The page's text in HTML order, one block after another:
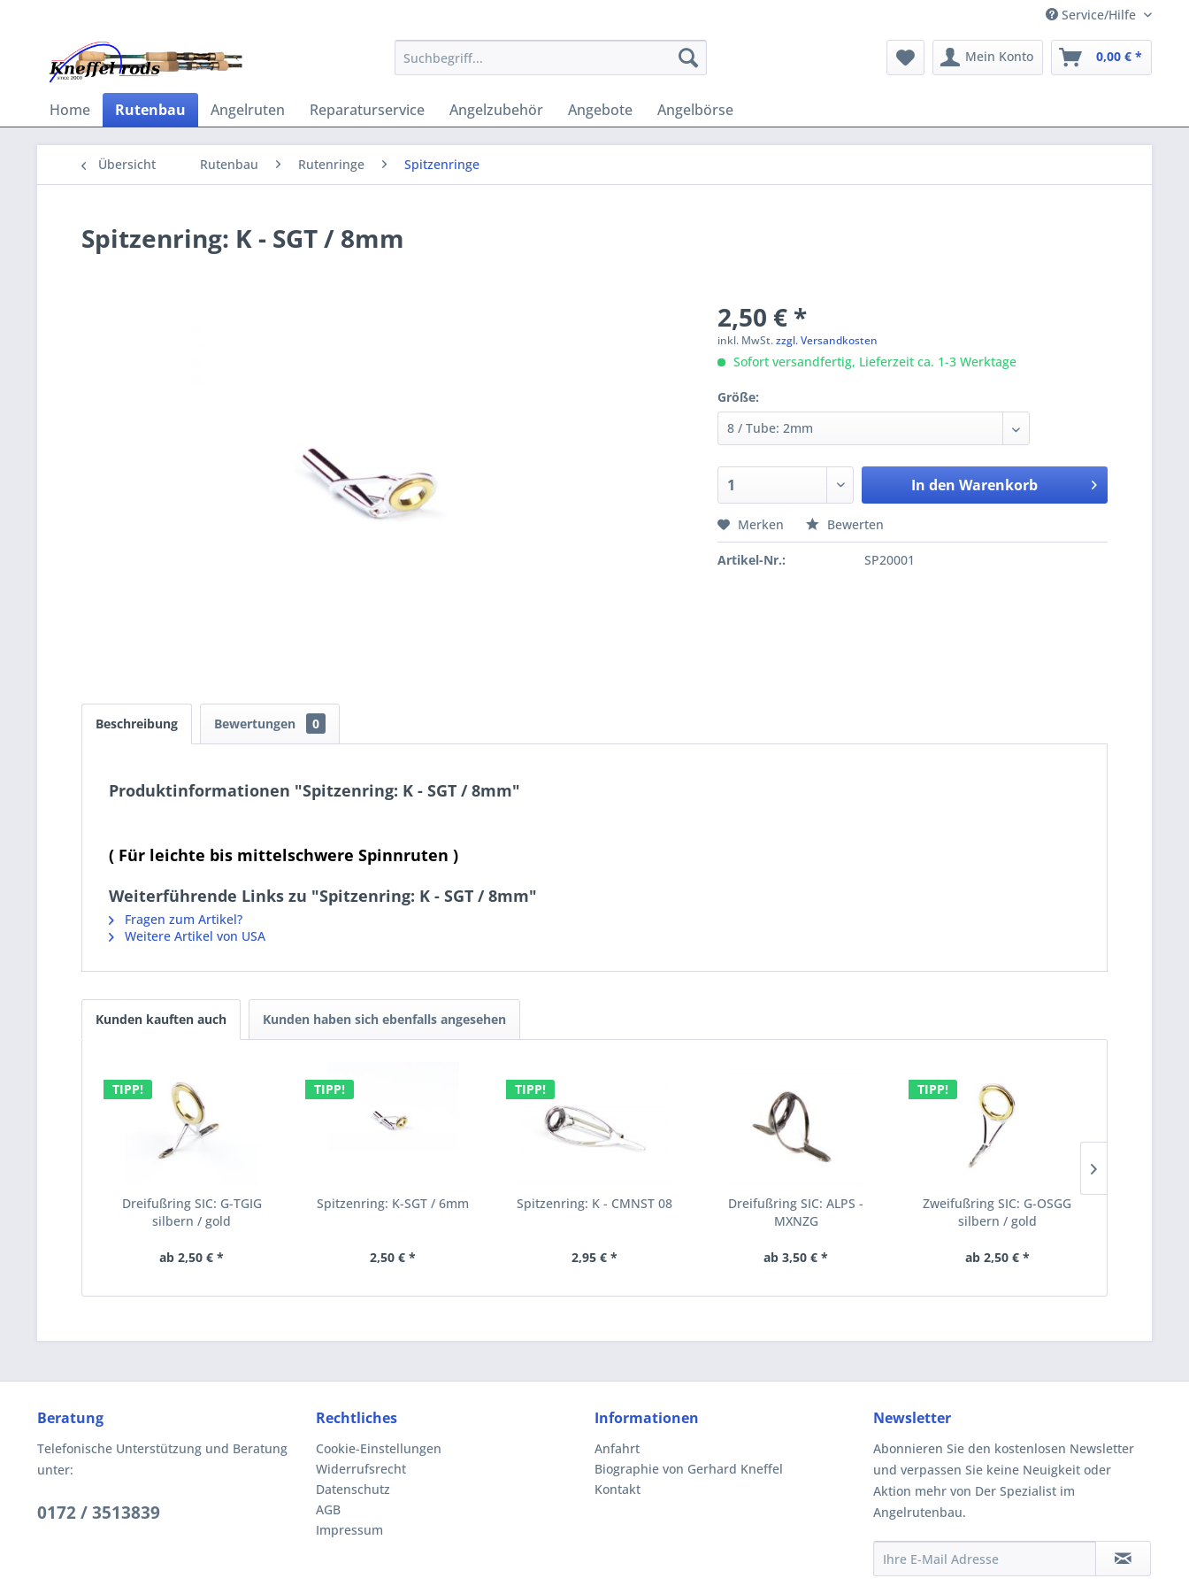
Service/Hilfe
Mein Konto 0,00 € *
Home Rutenbau Angelruten Reparaturservice Angelzubehör Angebote Angelbörse
Übersicht Rutenbau Rutenringe Spitzenringe
Spitzenring: K - SGT / 8mm
2,50 € *
inkl. MwSt.zzgl. Versandkosten
Sofort versandfertig, Lieferzeit ca. 1-3 Werktage
Größe:
In den Warenkorb
Merken Bewerten
Artikel-Nr.: SP20001
Beschreibung Bewertungen 0
Produktinformationen "Spitzenring: K - SGT / 8mm"
( Für leichte bis mittelschwere Spinnruten )
Weiterführende Links zu "Spitzenring: K - SGT / 8mm"
Fragen zum Artikel?
Weitere Artikel von USA
Kunden kauften auch Kunden haben sich ebenfalls angesehen
TIPP!
Dreifußring SIC: G-TGIG
silbern / gold
ab 2,50 € *
TIPP!
Spitzenring: K-SGT / 6mm
2,50 € *
TIPP!
Spitzenring: K - CMNST 08
2,95 € *
Dreifußring SIC: ALPS -
MXNZG
ab 3,50 € *
TIPP!
Zweifußring SIC: G-OSGG
silbern / gold
ab 2,50 € *
Beratung
Telefonische Unterstützung und Beratung
unter:
0172 / 3513839
Rechtliches
Cookie-Einstellungen
Widerrufsrecht
Datenschutz
AGB
Impressum
Informationen
Anfahrt
Biographie von Gerhard Kneffel
Kontakt
Newsletter
Abonnieren Sie den kostenlosen Newsletter
und verpassen Sie keine Neuigkeit oder
Aktion mehr von Der Spezialist im
Angelrutenbau.